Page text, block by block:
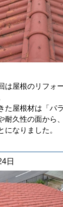
は屋根のリフォ
た屋根材は「パ
耐久性の面から
になりました。
日